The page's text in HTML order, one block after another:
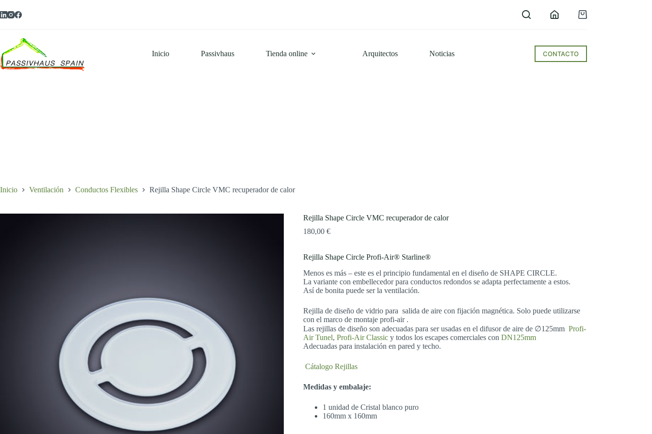
al
contenido
Carro
Inicio Passivhaus Tienda online Arquitectos Noticias CONTACTO
Inicio Ventilación Conductos Flexibles Rejilla Shape Circle VMC recuperador de calor
Rejilla Shape Circle VMC recuperador de calor
180,00 €
Rejilla Shape Circle Profi-Air® Starline®
Menos es más – este es el principio fundamental en el diseño de SHAPE CIRCLE.
La variante con embellecedor para conductos redondos se adapta perfectamente a estos.
Así de bonita puede ser la ventilación.
Rejilla de diseño de vidrio para salida de aire con fijación magnética. Solo puede utilizarse
con el marco de montaje profi-air .
Las rejillas de diseño son adecuadas para ser usadas en el difusor de aire de ∅125mm Profi-
Air Tunel, Profi-Air Classicy todos los escapes comerciales con DN125mm
Adecuadas para instalación en pared y techo.
Cátalogo Rejillas
Medidas y embalaje:
1 unidad de Cristal blanco puro
160mm x 160mm